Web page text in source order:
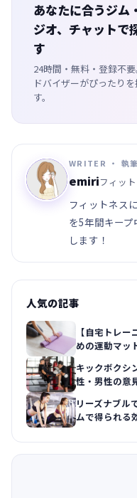
あなたに合うジム
ジオ、チャットで
す
24時間・無料・登録不
ドバイザーがぴったり
す。
WRITER ・ 執
emiriフィッ
フィットネス
を5年間キー
します！
人気の記事
【自宅トレ
めの運動マッ
キックボクシ
性・男性の意
リーズナブル
ムで得られる